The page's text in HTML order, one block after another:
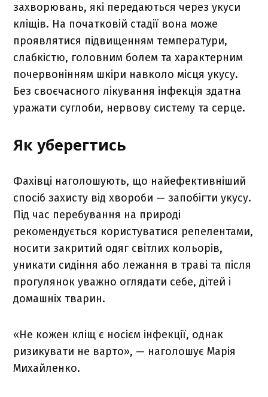
захворювань, які передаються через укуси
кліщів. На початковій стадії вона може
проявлятися підвищенням температури,
слабкістю, головним болем та характерним
почервонінням шкіри навколо місця укусу.
Без своєчасного лікування інфекція здатна
уражати суглоби, нервову систему та серце.
Як уберегтись
Фахівці наголошують, що найефективніший
спосіб захисту від хвороби — запобігти укусу.
Під час перебування на природі
рекомендується користуватися репелентами,
носити закритий одяг світлих кольорів,
уникати сидіння або лежання в траві та після
прогулянок уважно оглядати себе, дітей і
домашніх тварин.
«Не кожен кліщ є носієм інфекції, однак
ризикувати не варто», — наголошує Марія
Михайленко.